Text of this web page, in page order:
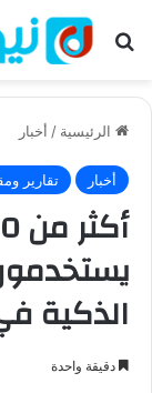
بحث عن
الرئيسية / أخبار
أخبار تقارير
الذكية
دقيقة واحدة